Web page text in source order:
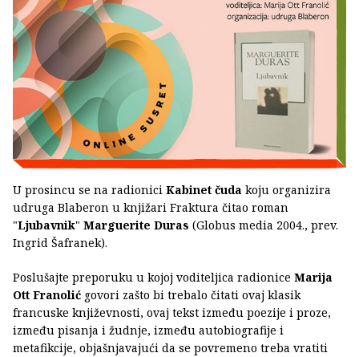
U prosincu se na radionici Kabinet čuda koju organizira
udruga Blaberon u knjižari Fraktura čitao roman
"Ljubavnik" Marguerite Duras (Globus media 2004., prev.
Ingrid Šafranek).
Poslušajte preporuku u kojoj voditeljica radionice Marija
Ott Franolić govori zašto bi trebalo čitati ovaj klasik
francuske književnosti, ovaj tekst između poezije i proze,
između pisanja i žudnje, između autobiografije i
metafikcije, objašnjavajući da se povremeno treba vratiti